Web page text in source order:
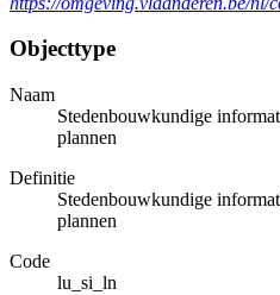
Objecttype
Naam
Stedenbouwkundige
plannen
Definitie
Stedenbouwkundige
plannen
Code
lu_si_ln